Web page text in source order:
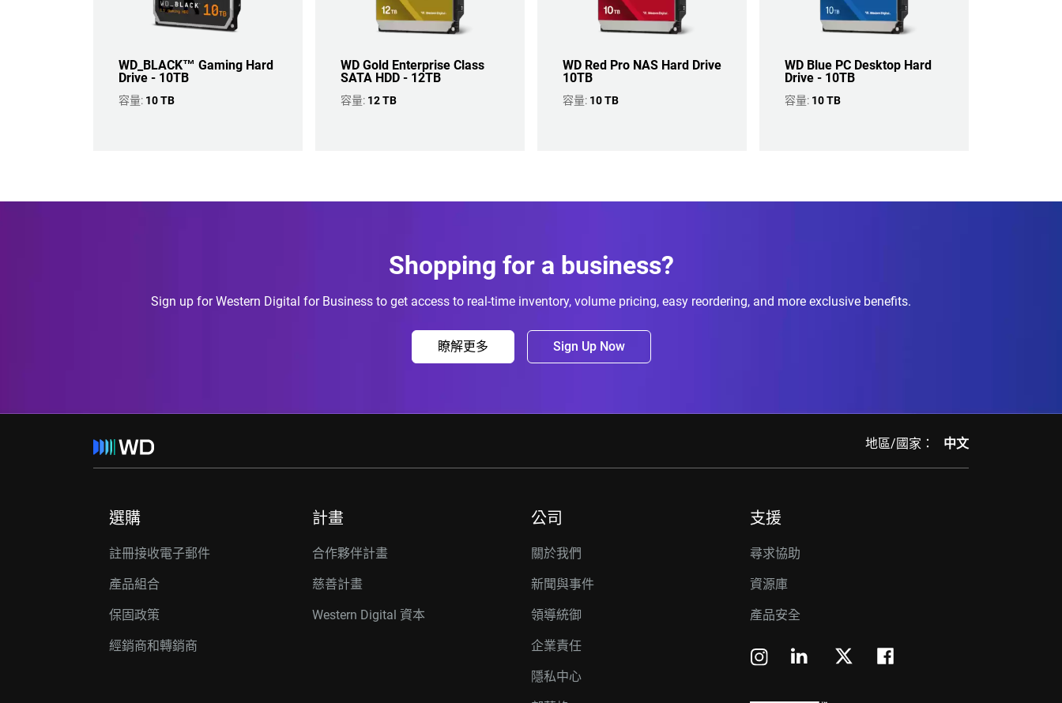
WD_BLACK™ Gaming Hard
Drive - 10TB
容量: 10 TB
WD Gold Enterprise Class
SATA HDD - 12TB
容量: 12 TB
WD Red Pro NAS Hard Drive
10TB
容量: 10 TB
WD Blue PC Desktop Hard
Drive - 10TB
容量: 10 TB
Shopping for a business?
Sign up for Western Digital for Business to get access to real-time inventory, volume pricing, easy reordering, and more exclusive benefits.
瞭解更多 Sign Up Now
地區/國家： 中文
選購
註冊接收電子郵件
產品組合
保固政策
經銷商和轉銷商
計畫
合作夥伴計畫
慈善計畫
Western Digital 資本
公司
關於我們
新聞與事件
領導統御
企業責任
隱私中心
支援
尋求協助
資源庫
產品安全